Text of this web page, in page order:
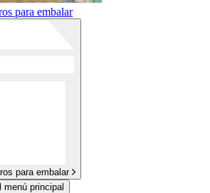
para embalar
para embalar
menú principal